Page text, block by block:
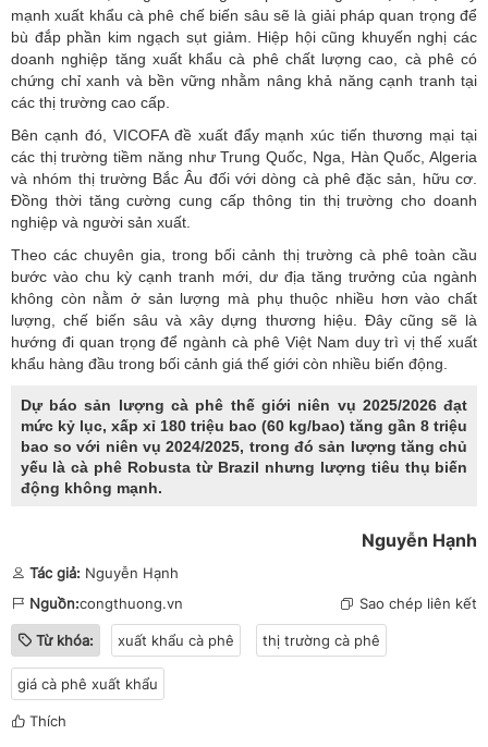
mạnh xuất khẩu cà phê chế biến sâu sẽ là giải pháp quan trọng để
bù đắp phần kim ngạch sụt giảm. Hiệp hội cũng khuyến nghị các
doanh nghiệp tăng xuất khẩu cà phê chất lượng cao, cà phê có
chứng chỉ xanh và bền vững nhằm nâng khả năng cạnh tranh tại
các thị trường cao cấp.
Bên cạnh đó, VICOFA đề xuất đẩy mạnh xúc tiến thương mại tại
các thị trường tiềm năng như Trung Quốc, Nga, Hàn Quốc, Algeria
và nhóm thị trường Bắc Âu đối với dòng cà phê đặc sản, hữu cơ.
Đồng thời tăng cường cung cấp thông tin thị trường cho doanh
nghiệp và người sản xuất.
Theo các chuyên gia, trong bối cảnh thị trường cà phê toàn cầu
bước vào chu kỳ cạnh tranh mới, dư địa tăng trưởng của ngành
không còn nằm ở sản lượng mà phụ thuộc nhiều hơn vào chất
lượng, chế biến sâu và xây dựng thương hiệu. Đây cũng sẽ là
hướng đi quan trọng để ngànhcà phê Việt Nam duy trì vị thế xuất
khẩu hàng đầu trong bối cảnh giá thế giới còn nhiều biến động.
Dự báo sản lượng cà phê thế giới niên vụ 2025/2026 đạt
mức kỷ lục, xấp xỉ 180 triệu bao (60 kg/bao) tăng gần 8 triệu
bao so với niên vụ 2024/2025, trong đó sản lượng tăng chủ
yếu là cà phê Robusta từ Brazil nhưng lượng tiêu thụ biến
động không mạnh.
Nguyễn Hạnh
Tác giả: Nguyễn Hạnh
Nguồn:congthuong.vn Sao chép liên kết
Từ khóa: xuất khẩu cà phê thị trường cà phê
​​​​​​​​​​​​​​​​​​​​​giá cà phê xuất khẩu
Thích